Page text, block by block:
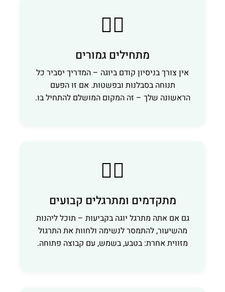
🧘‍♂️
מתחילים גמורים
אין צורך בניסיון קודם ביוגה – המדריך יסביר כל
תנוחה בסבלנות ובפשטות. אם זו הפעם
הראשונה שלך – זה המקום המושלם להתחיל בו.
🧘‍♀️
מתקדמים ומתרגלים קבועים
גם אם אתה מתרגל יוגה בקביעות – תוכל ליהנות
מהשיעור, להתמסר לנשימה ולחוות את התרגול
מזווית אחרת: בטבע, בשמש, עם קבוצה פתוחה.